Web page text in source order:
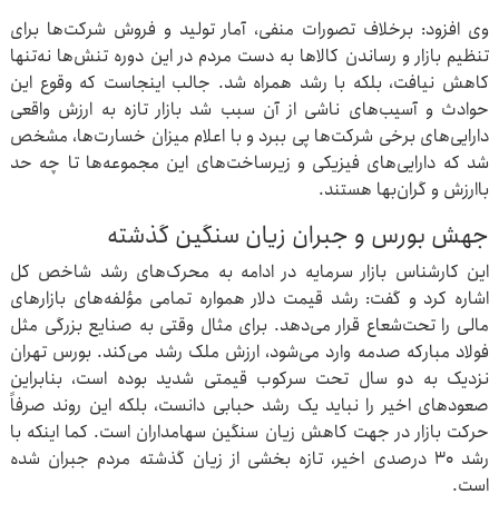
وی افزود: برخلاف تصورات منفی، آمار تولید و فروش شرکت‌ها برای
تنظیم بازار و رساندن کالاها به دست مردم در این دوره تنش‌ها نه‌تنها
کاهش نیافت، بلکه با رشد همراه شد. جالب اینجاست که وقوع این
حوادث و آسیب‌های ناشی از آن سبب شد بازار تازه به ارزش واقعی
دارایی‌های برخی شرکت‌ها پی ببرد و با اعلام میزان خسارت‌ها، مشخص
شد که دارایی‌های فیزیکی و زیرساخت‌های این مجموعه‌ها تا چه حد
باارزش و گران‌بها هستند.
جهش بورس و جبران زیان سنگین گذشته
این کارشناس بازار سرمایه در ادامه به محرک‌های رشد شاخص کل
اشاره کرد و گفت: رشد قیمت دلار همواره تمامی مؤلفه‌های بازارهای
مالی را تحت‌شعاع قرار می‌دهد. برای مثال وقتی به صنایع بزرگی مثل
فولاد مبارکه صدمه وارد می‌شود، ارزش ملک رشد می‌کند. بورس تهران
نزدیک به دو سال تحت سرکوب قیمتی شدید بوده است، بنابراین
صعودهای اخیر را نباید یک رشد حبابی دانست، بلکه این روند صرفاً
حرکت بازار در جهت کاهش زیان سنگین سهامداران است. کما اینکه با
رشد ۳۰ درصدی اخیر، تازه بخشی از زیان گذشته مردم جبران شده
است.